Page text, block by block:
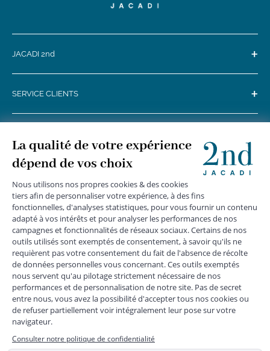
JACADI 2nd +
SERVICE CLIENTS +
MENTIONS LÉGALES
DONNÉES PERSONNELLES
*Livraison express gratuite en point relais dès 59 € et à domicile dès 150
€ vers la France Métropolitaine
Les données collectées par la société JACADI, responsable
du traitement, sont nécessaires à l'envoi de newsletters, à la
création de compte, pour le traitement, le suivi et la livraison
de votre commande, ainsi que pour le suivi de votre
adhésion au programme fidélité. Conformément au
Règlement Européen 2016/679 du 27 avril 2016 sur la
protection des données personnelles, vous bénéficiez d'un
rectification, d'opposition, d'effacement, de portabilité ou de